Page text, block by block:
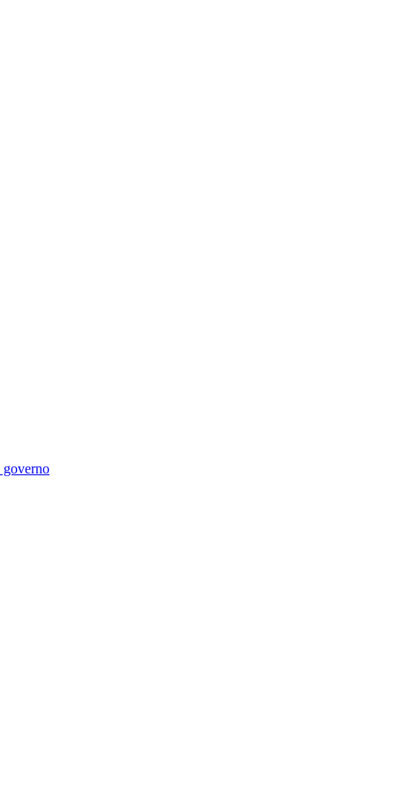
governo